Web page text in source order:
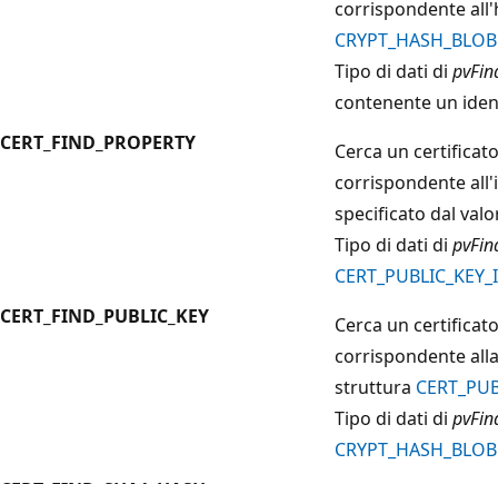
corrispondente
CRYPT_HASH_BLOB
CERT_FIND_PROPERTY
Tipo di dati di
contenente un
Cerca un
corrispondente
specificato dal
CERT_FIND_PUBLIC_KEY
Tipo di dati di
Cerca un
corrispondente
struttura
Tipo di dati di
CRYPT_HASH_BLOB